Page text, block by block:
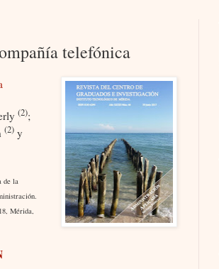
telefónica
(2);
(2) y
de la
Mérida,